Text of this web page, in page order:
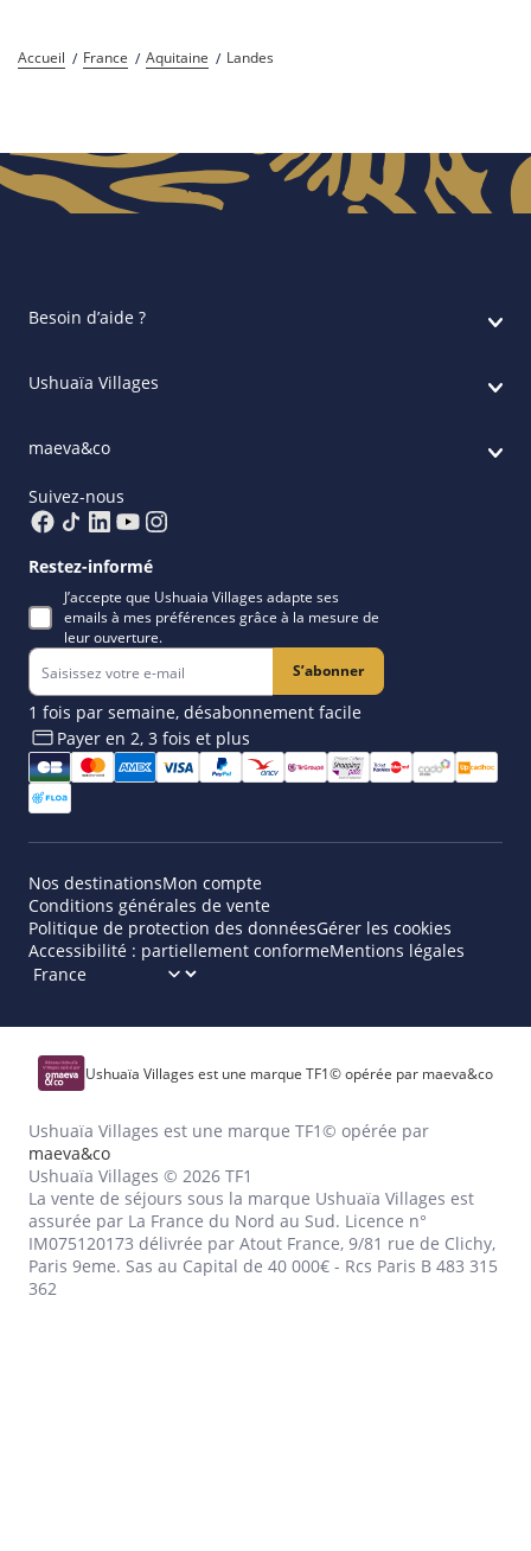
Accueil France Aquitaine Landes
Besoin d’aide ?
Ushuaïa Villages
maeva&co
Suivez-nous
Restez-informé
J’accepte que Ushuaia Villages adapte ses
emails à mes préférences grâce à la mesure de
leur ouverture.
S’abonner
1 fois par semaine, désabonnement facile
Payer en 2, 3 fois et plus​
Nos destinationsMon compte
Conditions générales de vente
Politique de protection des donnéesGérer les cookies
Accessibilité : partiellement conformeMentions légales
Ushuaïa Villages est une marque TF1© opérée par maeva&co
Ushuaïa Villages est une marque TF1© opérée par
maeva&co
Ushuaïa Villages © 2026 TF1
La vente de séjours sous la marque Ushuaïa Villages est
assurée par La France du Nord au Sud. Licence n°
IM075120173 délivrée par Atout France, 9/81 rue de Clichy,
Paris 9eme. Sas au Capital de 40 000€ - Rcs Paris B 483 315
362